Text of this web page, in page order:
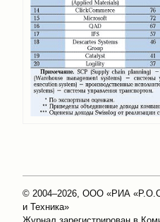
© 2004–2026, ООО «РИА
и Техника»